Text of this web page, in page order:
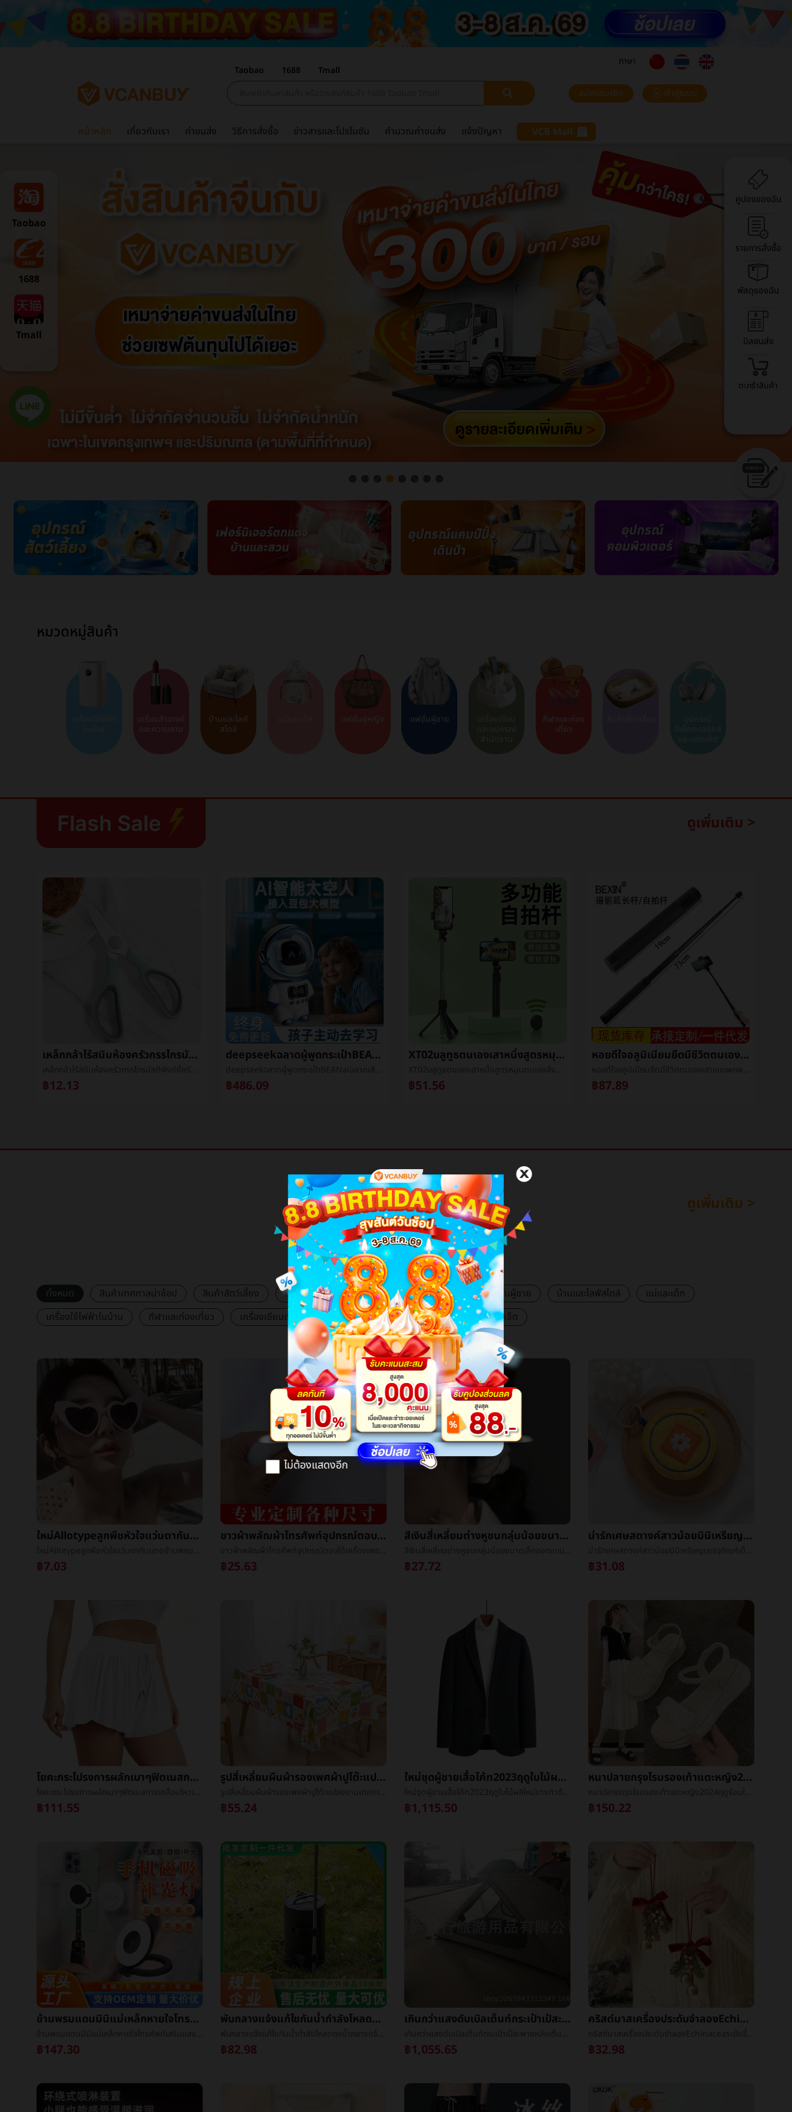
ไม่ต้องแสดงอีก
Taobao
1688
Tmall
คูปองของฉัน
รายการสั่งซื้อ
พัสดุของฉัน
บิลขนส่ง
ตะกร้าสินค้า
ภาษา
Taobao 1688 Tmall
สมัครสมาชิก เข้าสู่ระบบ
หน้าหลัก เกี่ยวกับเรา ค่าขนส่ง วิธีการสั่งซื้อ ข่าวสารและโปรโมชัน คำนวณค่าขนส่ง แจ้งปัญหา VCB Mall
หมวดหมู่สินค้า
บ้านและไลฟ์
สไตล์
แฟชั่นผู้ชาย
กีฬาและท่อง
เที่ยว
Flash Sale ดูเพิ่มเติม >
เหล็กกล้าไร้สนิมห้องครัวกรรไกรมัลติฟังก์ชั่ครัวเรือนเหล็กกล้าไร้สนิมกรรไกรไก่กระดูกกรรไกรเมล็ดถั่ววอลนัทå¤¹กรรไกร
฿12.13
deepseekฉลาดผู้พูดกระเป๋าBEANaiฉลาดเสียงaiใหญ่แบบกระเป๋าBEANพูดคุยหุ่นยนต์บลูทูธเสียง
฿486.09
XT02บลูทูธตนเองเสาหนึ่งสูตรหมุนตนเองสิ่งประดิษฐ์โทรศัพท์สากลวีดีโอมีชีวิตขาตั้งตนเองเสา
฿51.56
หอยดีใจอลูมิเนียมยืดมีชีวิตตนเองเสาแบบพกพาโทรศัพท์ถ่ายภาพการถ่ายภาพขยายออกเสามือถือถ่ายภาพยืนเสา
฿87.89
VCB Mall ดูเพิ่มเติม >
ทั้งหมด สินค้าเทศกาลน่าช้อป สินค้าสัตว์เลี้ยง แฟชั่นผู้หญิง เครื่องสำอางค์และความงาม แฟชั่นผู้ชาย บ้านและไลฟ์สไตล์
แม่และเด็ก
เครื่องใช้ไฟฟ้าในบ้าน
กีฬาและท่องเที่ยว เครื่องเขียนและอุปกรณ์สำนักงาน อุปกรณ์อิเล็กทรอนิกส์และแกดเจ็ต
ใหม่Allotypeลูกพีชหัวใจแว่นตากันแดดข้ามพรมแดนยุโรปงานเลี้ยงç±หัวใจแว่นตาสุทธิสีแดงถนนชนะแฟชั่นนางสาวแว่นตากันแดด
฿7.03
ขาวผ้าพลัฌผ้าโทรศัพท์อุปกรณ์ตอบโต้เครื่องเพชรพลอยตู้โชว์æ¡ผ้าå«ผ้าvillusแผงลอยผ้าถ่ายภาพèæ¯ผ้า
฿25.63
สีเงินสี่เหลี่ยมต่างหูชนกลุ่มน้อยขนาดเล็กออกแบบความรู้สึกอารมณ์สูงบรรยากาศหญิงสีเงินหูวงกลม2021ปีที่ผ่านมาใหม่น้ำขึ้นน้ำลงหูé¥°
฿27.72
น่ารักเศษสตางค์สาวน้อยมินิเหรียญบรรจุภัณฑ์เย็บปักถักร้อยเล็กแขวนอุปกรณ์บรรจุภัณฑ์เกาหลีinsมือเอาญี่ปุ่นแพ็กเกจถุง
฿31.08
โยคะกระโปรงการผลักเบาๆฟิตเนสการเคลื่อนไหวเทนนิสกระโปรงการผลักเบาๆกางเกงขาสั้นหญิงข้ามพรมแดนฤดูร้อนความเร็วแห้งต่อต้านไปแสงโยคะกระโปรง
฿111.55
รูปสี่เหลี่ยมผืนผ้ารองเพศผ้าปูโต๊ะแปลงงานเทศกาลงานเลี้ยงคริสต์มาสพลาสติกอาหารผ้าโรงแรมตกอยู่ในค่ายโต๊ะกลม
฿55.24
ใหม่ชุดผู้ชายเสื้อโค้ท2023ฤดูใบไม้ผลิใหม่บางทำด้วยผ้าขนสัตว์งานLeisureขนสัตว์หนาKonishiแต่งตัว
฿1,115.50
หนาปลายกรุงโรมรองเท้าแตะหญิง2024ฤดูร้อนใหม่นางฟ้าลมไข่มุกน้ำค้างนิ้วเท้าแบนinsน้ำขึ้นน้ำลงLeisureรองเท้าแตะ
฿150.22
ข้ามพรมแดนมินิแม่เหล็กหายใจโทรศัพท์เสริมแสงแสงเหมาะสมแม่เหล็กหายใจโทรศัพท์ถ่ายภาพการถ่ายภาพยืนเสริมแสงแสงพิมพ์logo
฿147.30
พับกลางแจ้งแก้ไขกันน้ำกำลังโหลดถุงน้ำกลางแจ้งเต็นท์แก้ไขถุงน้ำครัวเรือนยืนดอกไม้แก้ไขกันน้ำถุง
฿82.98
เกินกว่าแสงดับเบิลเต็นท์กระเป๋าเป้สะพายหลังเต็นท์ï¼แรดแสงéแคมป์ปิ้งเต็นท์ï¼ดับเบิลเกินกว่าแสงเสาเต็นท์
฿1,055.65
คริสต์มาสเครื่องประดับจำลองEchinaceaระฆังจี้คริสต์มาสรถแขวนผลไม้เล็กๆเถาวัลย์วงกลมเล็กพวงมาลัยนางแกรี่เล็กพวงมาลัย
฿32.98